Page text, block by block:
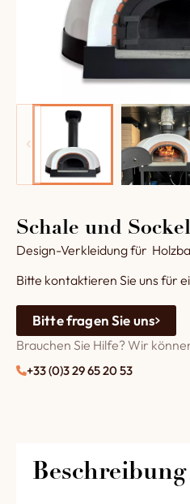
Schale und
Design-Verkleidung für
Bitte kontaktieren Sie uns für
Bitte fragen Sie uns
Brauchen Sie Hilfe? Wir
+33 (0)3 29 65 20 53
Beschreibung